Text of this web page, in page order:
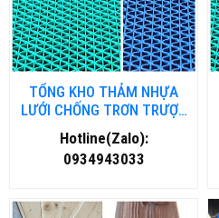
TỔNG KHO THẢM NHỰA
LƯỚI CHỐNG TRƠN TRƯỢT
TẠI HÀ NỘI
Hotline(Zalo):
0934943033